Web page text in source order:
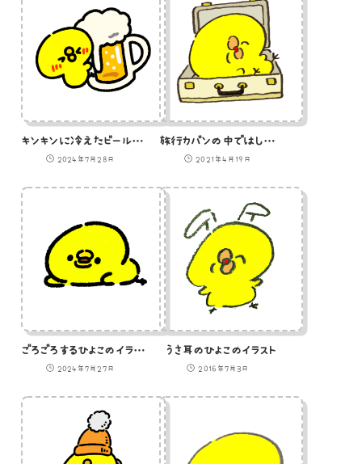
キンキンに冷えたビールにありついたひよこ
2024年7月28日
旅行カバンの中ではしゃぐひよこのイラスト
2021年4月19日
ごろごろするひよこのイラスト
2024年7月27日
うさ耳のひよこのイラスト
2016年7月3日